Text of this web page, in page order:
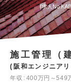
求人
施工管理（
阪和エンジニア
年収
400万円～549